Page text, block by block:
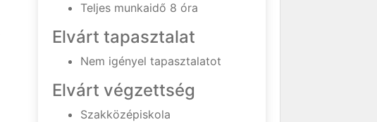
Teljes munkaidő 8 óra
Elvárt tapasztalat
Nem igényel tapasztalatot
Elvárt végzettség
Szakközépiskola